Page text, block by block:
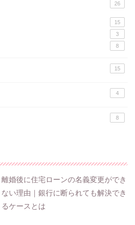
26
15
3
8
15
4
8
離婚後に住宅ローンの名義変更ができ
ない理由｜銀行に断られても解決でき
るケースとは